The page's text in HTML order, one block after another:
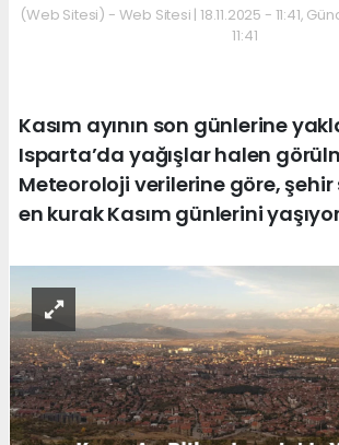
(Web Sitesi) - Web Sitesi | 18.11.2025 - 11:41,
11:41
Kasım ayının son günlerine
Isparta’da yağışlar halen
Meteoroloji verilerine göre, şehir
en kurak Kasım günlerini